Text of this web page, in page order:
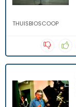
THUISBIOSCOOP